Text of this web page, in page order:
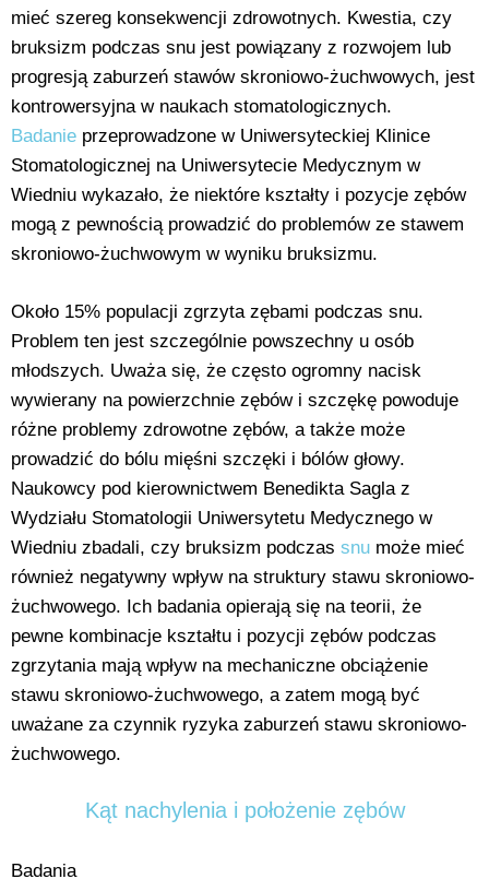
mieć szereg konsekwencji zdrowotnych. Kwestia, czy
bruksizm podczas snu jest powiązany z rozwojem lub
progresją zaburzeń stawów skroniowo-żuchwowych, jest
kontrowersyjna w naukach stomatologicznych.
Badanie przeprowadzone w Uniwersyteckiej Klinice
Stomatologicznej na Uniwersytecie Medycznym w
Wiedniu wykazało, że niektóre kształty i pozycje zębów
mogą z pewnością prowadzić do problemów ze stawem
skroniowo-żuchwowym w wyniku bruksizmu.
Około 15% populacji zgrzyta zębami podczas snu.
Problem ten jest szczególnie powszechny u osób
młodszych. Uważa się, że często ogromny nacisk
wywierany na powierzchnie zębów i szczękę powoduje
różne problemy zdrowotne zębów, a także może
prowadzić do bólu mięśni szczęki i bólów głowy.
Naukowcy pod kierownictwem Benedikta Sagla z
Wydziału Stomatologii Uniwersytetu Medycznego w
Wiedniu zbadali, czy bruksizm podczas snu może mieć
również negatywny wpływ na struktury stawu skroniowo-
żuchwowego. Ich badania opierają się na teorii, że
pewne kombinacje kształtu i pozycji zębów podczas
zgrzytania mają wpływ na mechaniczne obciążenie
stawu skroniowo-żuchwowego, a zatem mogą być
uważane za czynnik ryzyka zaburzeń stawu skroniowo-
żuchwowego.
Kąt nachylenia i położenie zębów
Badania